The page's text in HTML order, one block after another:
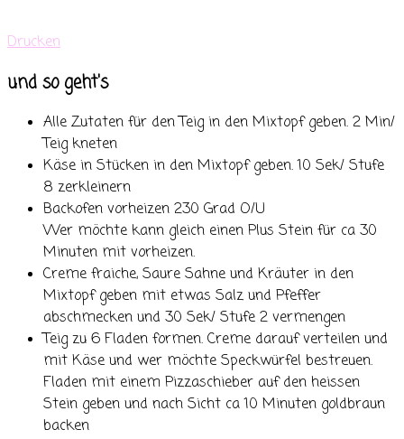
Drucken
und so geht's
Alle Zutaten für den Teig in den Mixtopf geben. 2 Min/
Teig kneten
Käse in Stücken in den Mixtopf geben. 10 Sek/ Stufe
8 zerkleinern
Backofen vorheizen 230 Grad O/U
Wer möchte kann gleich einen Plus Stein für ca 30
Minuten mit vorheizen.
Creme fraiche, Saure Sahne und Kräuter in den
Mixtopf geben mit etwas Salz und Pfeffer
abschmecken und 30 Sek/ Stufe 2 vermengen
Teig zu 6 Fladen formen. Creme darauf verteilen und
mit Käse und wer möchte Speckwürfel bestreuen.
Fladen mit einem Pizzaschieber auf den heissen
Stein geben und nach Sicht ca 10 Minuten goldbraun
backen